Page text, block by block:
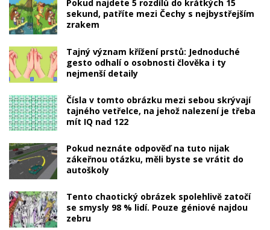
Pokud najdete 5 rozdílů do krátkých 15
sekund, patříte mezi Čechy s nejbystřejším
zrakem
Tajný význam křížení prstů: Jednoduché
gesto odhalí o osobnosti člověka i ty
nejmenší detaily
Čísla v tomto obrázku mezi sebou skrývají
tajného vetřelce, na jehož nalezení je třeba
mít IQ nad 122
Pokud neznáte odpověď na tuto nijak
zákeřnou otázku, měli byste se vrátit do
autoškoly
Tento chaotický obrázek spolehlivě zatočí
se smysly 98 % lidí. Pouze géniové najdou
zebru